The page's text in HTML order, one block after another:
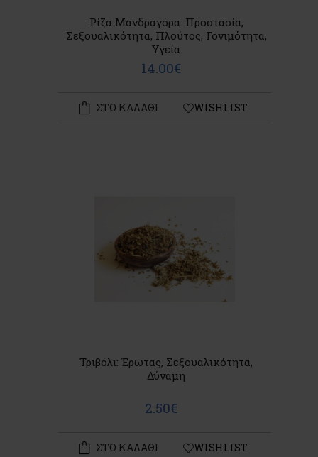
Ρίζα Μανδραγόρα: Προστασία,
Σεξουαλικότητα, Πλούτος, Γονιμότητα,
Υγεία
14.00€
ΣΤΟ ΚΑΛΑΘΙ WISHLIST
Τριβόλι: Έρωτας, Σεξουαλικότητα,
Δύναμη
2.50€
ΣΤΟ ΚΑΛΑΘΙ WISHLIST